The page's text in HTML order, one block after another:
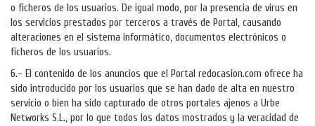
o ficheros de los usuarios. De igual modo, por la presencia de virus en
los servicios prestados por terceros a través de Portal, causando
alteraciones en el sistema informático, documentos electrónicos o
ficheros de los usuarios.
6.- El contenido de los anuncios que el Portal redocasion.com ofrece ha
sido introducido por los usuarios que se han dado de alta en nuestro
servicio o bien ha sido capturado de otros portales ajenos a Urbe
Networks S.L., por lo que todos los datos mostrados y la veracidad de